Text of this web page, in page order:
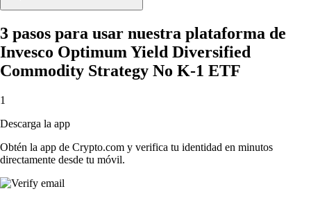
3 pasos para usar nuestra plataforma de
Invesco Optimum Yield Diversified
Commodity Strategy No K-1 ETF
1
Descarga la app
Obtén la app de Crypto.com y verifica tu identidad en minutos
directamente desde tu móvil.